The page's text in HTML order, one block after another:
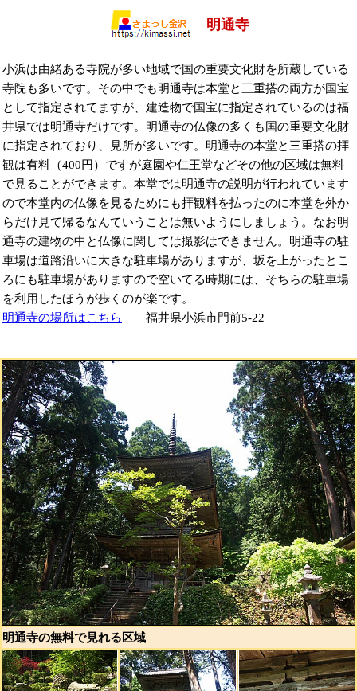
明通寺
小浜は由緒ある寺院が多い地域で国の重要文化財を所蔵している
寺院も多いです。その中でも明通寺は本堂と三重搭の両方が国宝
として指定されてますが、建造物で国宝に指定されているのは福
井県では明通寺だけです。明通寺の仏像の多くも国の重要文化財
に指定されており、見所が多いです。明通寺の本堂と三重搭の拝
観は有料（400円）ですが庭園や仁王堂などその他の区域は無料
で見ることができます。本堂では明通寺の説明が行われています
ので本堂内の仏像を見るためにも拝観料を払ったのに本堂を外か
らだけ見て帰るなんていうことは無いようにしましょう。なお明
通寺の建物の中と仏像に関しては撮影はできません。明通寺の駐
車場は道路沿いに大きな駐車場がありますが、坂を上がったとこ
ろにも駐車場がありますので空いてる時期には、そちらの駐車場
を利用したほうが歩くのが楽です。
明通寺の場所はこちら
福井県小浜市門前5-22
明通寺の無料で見れる区域